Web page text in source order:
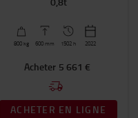
800 kg 600 mm 1502 h 2022
Acheter 5 661 €
ACHETER EN LIGNE